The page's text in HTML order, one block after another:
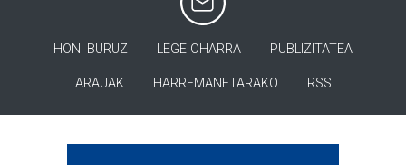
HONI BURUZ LEGE OHARRA PUBLIZITATEA
ARAUAK HARREMANETARAKO RSS